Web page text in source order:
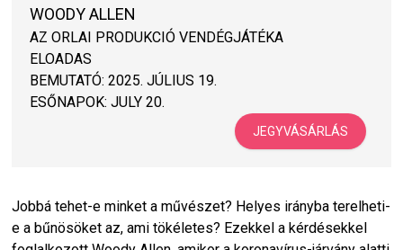
WOODY ALLEN
AZ ORLAI PRODUKCIÓ VENDÉGJÁTÉKA
ELOADAS
BEMUTATÓ: 2025. JÚLIUS 19.
ESŐNAPOK: JULY 20.
JEGYVÁSÁRLÁS
Jobbá tehet-e minket a művészet? Helyes irányba terelheti-
e a bűnösöket az, ami tökéletes? Ezekkel a kérdésekkel